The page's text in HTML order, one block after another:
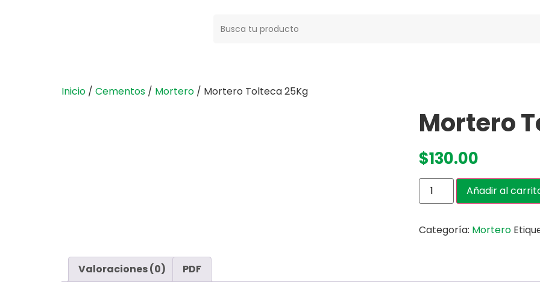
Inicio / Cementos / Mortero / Mortero Tolteca 25Kg
Mortero
$130.00
Añadir al
Categoría: Mortero
Valoraciones (0) PDF